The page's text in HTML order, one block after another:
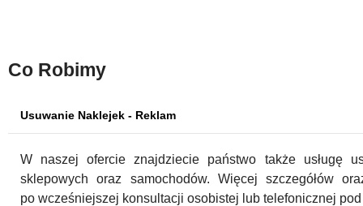
Co Robimy
Usuwanie Naklejek - Reklam
W naszej ofercie znajdziecie państwo także usługę
sklepowych oraz samochodów. Więcej szczegółów
po wcześniejszej konsultacji osobistej lub telefonicznej